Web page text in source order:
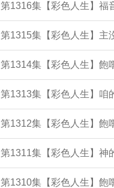
第1316集【彩色人生】福
第1315集【彩色人生】主
第1314集【彩色人生】飽
第1313集【彩色人生】咱
第1312集【彩色人生】飽
第1311集【彩色人生】神
第1310集【彩色人生】飽